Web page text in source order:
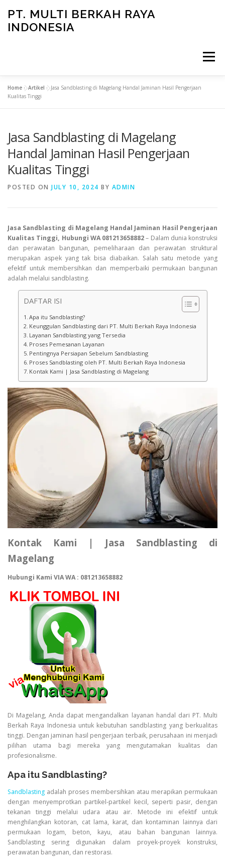
content
PT. MULTI BERKAH RAYA
INDONESIA
Menu
CONTACT
Home »Artikel »Jasa Sandblasting di Magelang Handal Jaminan Hasil Pengerjaan
Kualitas Tinggi
Jasa Sandblasting di Magelang
Handal Jaminan Hasil Pengerjaan
Kualitas Tinggi
POSTED ON JULY 10, 2024 BY ADMIN
Jasa Sandblasting di Magelang Handal Jaminan Hasil Pengerjaan
Kualitas Tinggi, Hubungi WA 081213658882– Dalam dunia konstruksi
dan perawatan bangunan, pemeliharaan dan perawatan struktural
merupakan aspek yang tak bisa diabaikan. Salah satu metode yang
efektif untuk membersihkan dan memperbaiki permukaan bangunan
adalah melalui sandblasting.
DAFTAR ISI
Apa itu Sandblasting?
Keunggulan Sandblasting dari PT. Multi Berkah Raya Indonesia
Layanan Sandblasting yang Tersedia
Proses Pemesanan Layanan
Pentingnya Persiapan Sebelum Sandblasting
Proses Sandblasting oleh PT. Multi Berkah Raya Indonesia
Kontak Kami | Jasa Sandblasting di Magelang
Kontak Kami | Jasa Sandblasting di
Magelang
Hubungi Kami VIA WA : 081213658882
Di Magelang, Anda dapat mengandalkan layanan handal dari PT. Multi
Berkah Raya Indonesia untuk kebutuhan sandblasting yang berkualitas
tinggi. Dengan jaminan hasil pengerjaan terbaik, perusahaan ini menjadi
pilihan utama bagi mereka yang mengutamakan kualitas dan
profesionalisme.
Apa itu Sandblasting?
Sandblasting adalah proses membersihkan atau merapikan permukaan
dengan menyemprotkan partikel-partikel kecil, seperti pasir, dengan
tekanan tinggi melalui udara atau air. Metode ini efektif untuk
menghilangkan kotoran, cat lama, karat, dan kontaminan lainnya dari
permukaan logam, beton, kayu, atau bahan bangunan lainnya.
Sandblasting sering digunakan dalam proyek-proyek konstruksi,
perawatan bangunan, dan restorasi.